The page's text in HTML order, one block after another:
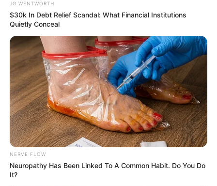
Unveiling Hypocrisy: 15 Taboos The Bible
Condemns!
BRAINBERRIES
JG WENTWORTH
$30k In Debt Relief Scandal: What Financial Institutions
Quietly Conceal
NERVE FLOW
Neuropathy Has Been Linked To A Common Habit. Do You Do
It?